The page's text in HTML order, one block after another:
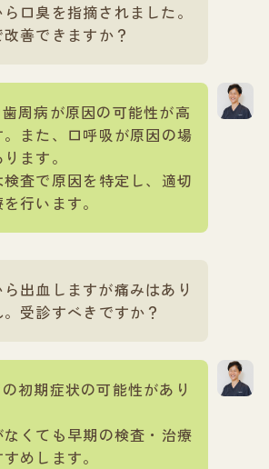
口臭を指摘されました。
善できますか？
周病が原因の可能性が高
。また、口呼吸が原因の場
ます。
検査で原因を特定し、適切
行います。
出血しますが痛みはあり
。受診すべきですか？
初期症状の可能性があり
くても早期の検査・治療
めします。